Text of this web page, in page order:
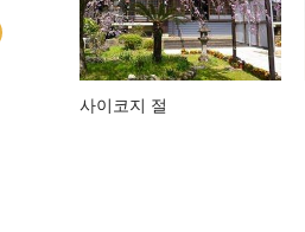
사이코지 절